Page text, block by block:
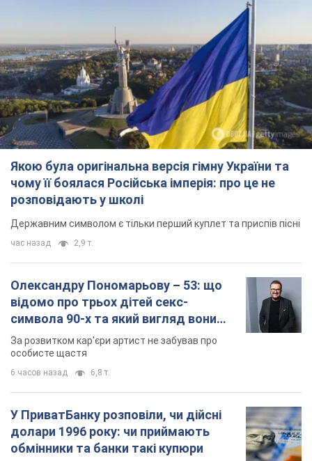
Якою була оригінальна версія гімну України та
чому її боялася Російська імперія: про це не
розповідають у школі
Державним символом є тільки перший куплет та приспів пісні
час назад 2,9 т.
Олександру Пономарьову – 53: що
відомо про трьох дітей секс-
символа 90-х та який вигляд вони
мають
За розвитком кар'єри артист не забував про
особисте щастя
6 часов назад 6,8 т.
У ПриватБанку розповіли, чи дійсні
долари 1996 року: чи приймають
обмінники та банки такі купюри